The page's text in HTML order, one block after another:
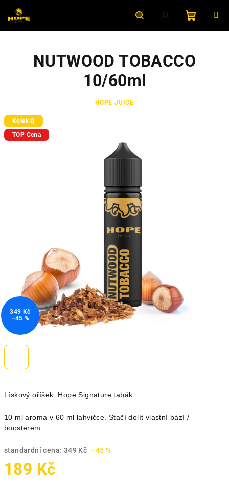
obsah
HledatPřihlášeníNákupní
košík
Lískový oříšek, Hope Signature tabák.
10 ml aroma v 60 ml lahvičce. Stačí dolít vlastní bází /
boosterem.
standardní cena: 349 Kč –45 %
189 Kč
NUTWOOD TOBACCO
10/60ml
HOPE JUICE
Kolek Q
TOP Cena
349 Kč
–45 %